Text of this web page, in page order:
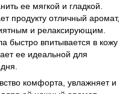
ее мягкой и гладкой.
продукту отличный аромат,
и релаксирующим.
быстро впитывается в кожу
ее идеальной для
комфорта, увлажняет и